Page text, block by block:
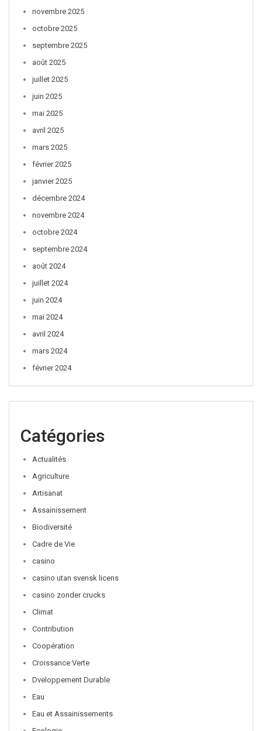
novembre 2025
octobre 2025
septembre 2025
août 2025
juillet 2025
juin 2025
mai 2025
avril 2025
mars 2025
février 2025
janvier 2025
décembre 2024
novembre 2024
octobre 2024
septembre 2024
août 2024
juillet 2024
juin 2024
mai 2024
avril 2024
mars 2024
février 2024
Catégories
Actualités
Agriculture
Artisanat
Assainissement
Biodiversité
Cadre de Vie
casino
casino utan svensk licens
casino zonder crucks
Climat
Contribution
Coopération
Croissance Verte
Dveloppement Durable
Eau
Eau et Assainissements